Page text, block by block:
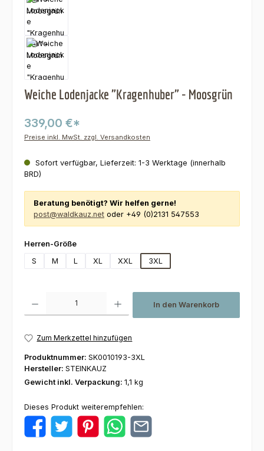
Weiche Lodenjacke "Kragenhuber" - Moosgrün
339,00 €*
Preise inkl. MwSt. zzgl. Versandkosten
Sofort verfügbar, Lieferzeit: 1-3 Werktage (innerhalb
BRD)
Beratung benötigt? Wir helfen gerne!
post@waldkauz.net oder +49 (0)2131 547553
Herren-Größeauswählen
S
M L XL XXL 3XL
In den Warenkorb
Zum Merkzettel hinzufügen
Produktnummer: SK0010193-3XL
Hersteller: STEINKAUZ
Gewicht inkl. Verpackung: 1,1 kg
Dieses Produkt weiterempfehlen: